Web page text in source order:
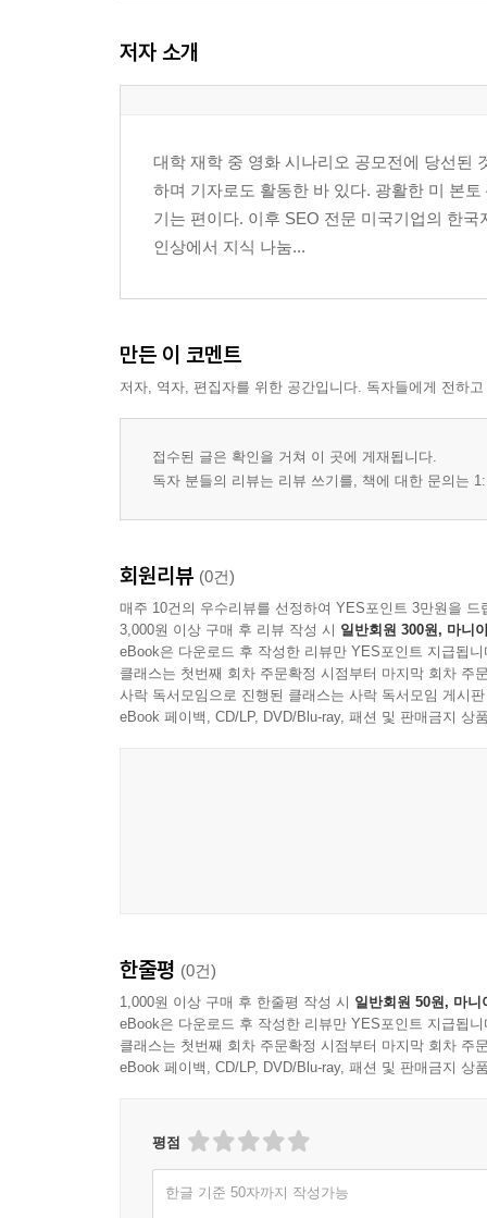
저자 소개
대학 재학 중 영화 시나리오 공모전에 당선된
하며 기자로도 활동한 바 있다. 광활한 미 본
기는 편이다. 이후 SEO 전문 미국기업의 한
인상에서 지식 나눔...
만든 이 코멘트
저자, 역자, 편집자를 위한 공간입니다. 독자들에게 전하
접수된 글은 확인을 거쳐 이 곳에 게재됩니다.
독자 분들의 리뷰는 리뷰 쓰기를, 책에 대한 문의는
회원리뷰 (0건)
매주 10건의 우수리뷰를 선정하여 YES포인트 3만원을 드
3,000원 이상 구매 후 리뷰 작성 시 일반회원 300원, 마니
eBook은 다운로드 후 작성한 리뷰만 YES포인트 지급됩니
클래스는 첫번째 회차 주문확정 시점부터 마지막 회차 주
사락 독서모임으로 진행된 클래스는 사락 독서모임 게시
eBook 페이백, CD/LP, DVD/Blu-ray, 패션 및 판매금지 상
한줄평 (0건)
1,000원 이상 구매 후 한줄평 작성 시 일반회원 50원, 마니
eBook은 다운로드 후 작성한 리뷰만 YES포인트 지급됩니
클래스는 첫번째 회차 주문확정 시점부터 마지막 회차 주
eBook 페이백, CD/LP, DVD/Blu-ray, 패션 및 판매금지 상
평점
한글 기준 50자까지 작성가능